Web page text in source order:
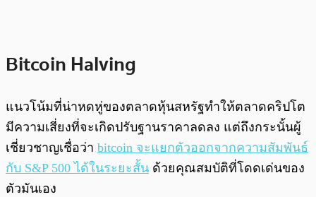
Bitcoin Halving
แนวโน้มที่น่าหดหู่ของตลาดหุ้นสหรัฐทำให้ตลาดคริปโต
มีความเสี่ยงที่จะเกิดปรับฐานราคาลดลง แต่ถึงกระนั้นผู้
เชี่ยวชาญเชื่อว่า bitcoin จะแยกตัวออกจากความสัมพันธ์
กับ S&P 500 ได้ในระยะสั้น ด้วยคุณสมบัติที่โดดเด่นของ
ตัวมันเอง